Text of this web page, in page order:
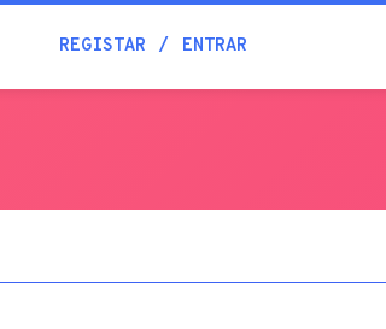
REGISTAR ENTRAR